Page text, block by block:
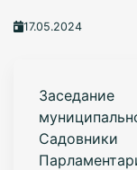
17.05.2024